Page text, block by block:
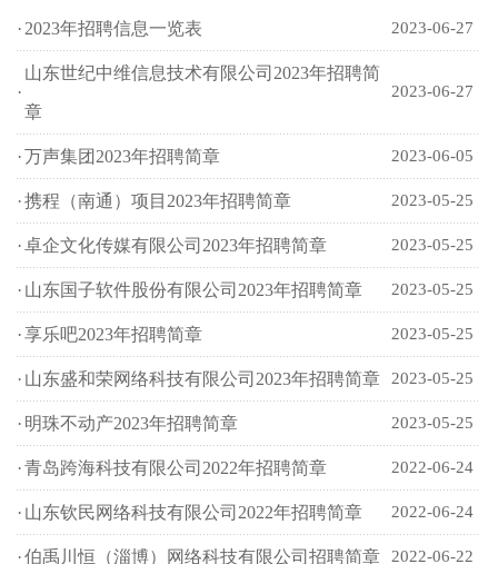
· 2023年招聘信息一览表 2023-06-27
·
山东世纪中维信息技术有限公司2023年招聘简
章
2023-06-27
· 万声集团2023年招聘简章 2023-06-05
· 携程（南通）项目2023年招聘简章 2023-05-25
· 卓企文化传媒有限公司2023年招聘简章 2023-05-25
· 山东国子软件股份有限公司2023年招聘简章 2023-05-25
· 享乐吧2023年招聘简章 2023-05-25
· 山东盛和荣网络科技有限公司2023年招聘简章 2023-05-25
· 明珠不动产2023年招聘简章 2023-05-25
· 青岛跨海科技有限公司2022年招聘简章 2022-06-24
· 山东钦民网络科技有限公司2022年招聘简章 2022-06-24
· 伯禹川恒（淄博）网络科技有限公司招聘简章 2022-06-22